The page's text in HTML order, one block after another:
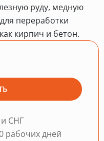
руду, медную
переработки
кирпич и бетон.
и СНГ
рабочих дней